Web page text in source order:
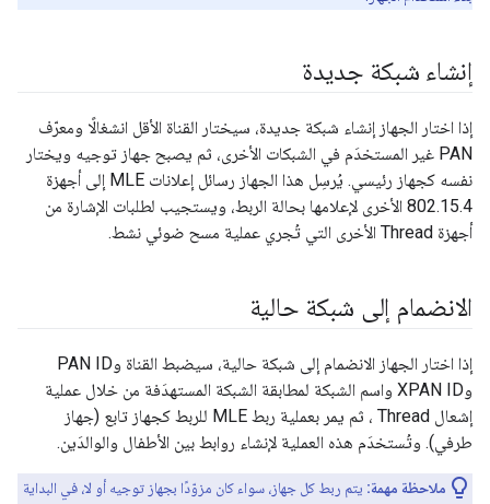
إنشاء شبكة جديدة
إذا اختار الجهاز إنشاء شبكة جديدة، سيختار القناة الأقل انشغالًا ومعرّف
PAN غير المستخدَم في الشبكات الأخرى، ثم يصبح جهاز توجيه ويختار
نفسه كجهاز رئيسي. يُرسِل هذا الجهاز رسائل إعلانات MLE إلى أجهزة
‎802.15.4 الأخرى لإعلامها بحالة الربط، ويستجيب لطلبات الإشارة من
أجهزة Thread الأخرى التي تُجري عملية مسح ضوئي نشط.
الانضمام إلى شبكة حالية
إذا اختار الجهاز الانضمام إلى شبكة حالية، سيضبط القناة وPAN ID
وXPAN ID واسم الشبكة لمطابقة الشبكة المستهدَفة من خلال عملية
إشعال Thread ، ثم يمر بعملية ربط MLE للربط كجهاز تابع (جهاز
طرفي). وتُستخدَم هذه العملية لإنشاء روابط بين الأطفال والوالدَين.
ملاحظة مهمة: يتم ربط كل جهاز، سواء كان مزوّدًا بجهاز توجيه أو لا، في البداية